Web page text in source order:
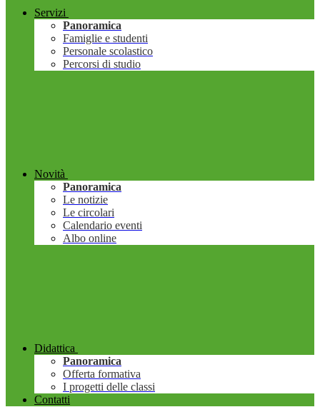
Servizi
Panoramica
Famiglie e studenti
Personale scolastico
Percorsi di studio
Novità
Panoramica
Le notizie
Le circolari
Calendario eventi
Albo online
Didattica
Panoramica
Offerta formativa
I progetti delle classi
Contatti